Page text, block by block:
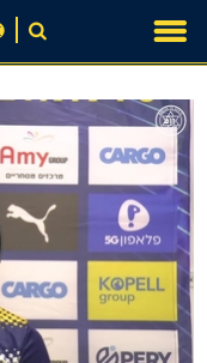
content